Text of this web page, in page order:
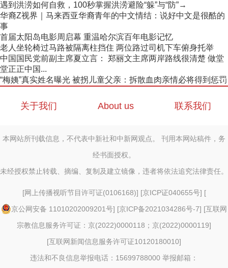
遇到洪涝如何自救，100秒掌握洪涝避险“躲”与“防”→
华裔Z视界｜马来西亚华裔青年的中文情结：说好中文是很酷的
事
首届太阳岛电影周启幕 重温哈尔滨百年电影记忆
老人坐轮椅过马路被隔离柱挡住 两位路过司机下车俯身托举
中国国民党前副主席夏立言： 郑丽文主席两岸路线很清楚 做堂
堂正正中国...
“梅姨”真实姓名曝光 被拐儿童父亲：拆散血肉亲情必将得到惩罚
关于我们 About us 联系我们
本网站所刊载信息，不代表中新社和中新网观点。 刊用本网站稿件，务
经书面授权。
未经授权禁止转载、摘编、复制及建立镜像，违者将依法追究法律责任。
[网上传播视听节目许可证(0106168)] [京ICP证040655号] [
京公网安备 11010202009201号] [京ICP备2021034286号-7] [互联网
宗教信息服务许可证：京(2022)0000118；京(2022)0000119]
[互联网新闻信息服务许可证10120180010]
违法和不良信息举报电话：15699788000 举报邮箱：